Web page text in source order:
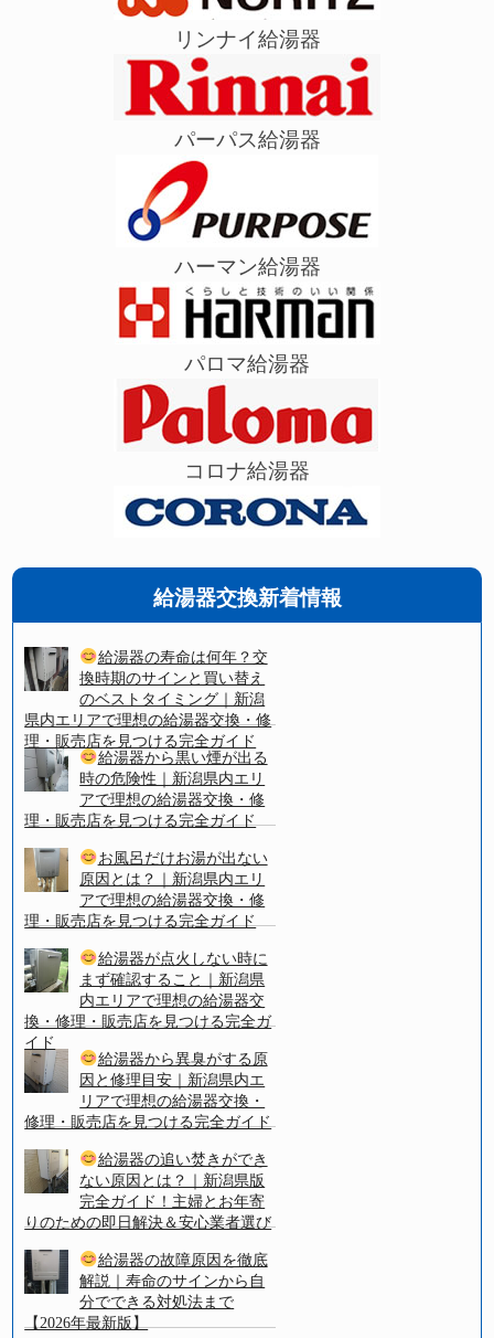
リンナイ給湯器
パーパス給湯器
ハーマン給湯器
パロマ給湯器
コロナ給湯器
給湯器交換新着情報
給湯器の寿命は何年？交
換時期のサインと買い替え
のベストタイミング｜新潟
県内エリアで理想の給湯器交換・修
理・販売店を見つける完全ガイド
給湯器から黒い煙が出る
時の危険性｜新潟県内エリ
アで理想の給湯器交換・修
理・販売店を見つける完全ガイド
お風呂だけお湯が出ない
原因とは？｜新潟県内エリ
アで理想の給湯器交換・修
理・販売店を見つける完全ガイド
給湯器が点火しない時に
まず確認すること｜新潟県
内エリアで理想の給湯器交
換・修理・販売店を見つける完全ガ
イド
給湯器から異臭がする原
因と修理目安｜新潟県内エ
リアで理想の給湯器交換・
修理・販売店を見つける完全ガイド
給湯器の追い焚きができ
ない原因とは？｜新潟県版
完全ガイド！主婦とお年寄
りのための即日解決＆安心業者選び
給湯器の故障原因を徹底
解説｜寿命のサインから自
分でできる対処法まで
【2026年最新版】